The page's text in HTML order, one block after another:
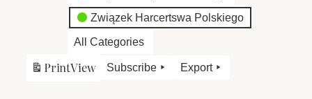
Związek Harcertswa Polskiego
All Categories
PrintView Subscribe Export